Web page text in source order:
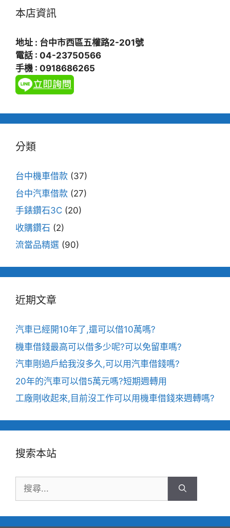
本店資訊
地址 : 台中市西區五權路2-201號
電話 : 04-23750566
手機 : 0918686265
分類
台中機車借款 (37)
台中汽車借款 (27)
手錶鑽石3C (20)
收購鑽石 (2)
流當品精選 (90)
近期文章
汽車已經開10年了,還可以借10萬嗎?
機車借錢最高可以借多少呢?可以免留車嗎?
汽車剛過戶給我沒多久,可以用汽車借錢嗎?
20年的汽車可以借5萬元嗎?短期週轉用
工廠剛收起來,目前沒工作可以用機車借錢來週轉嗎?
搜索本站
尋: